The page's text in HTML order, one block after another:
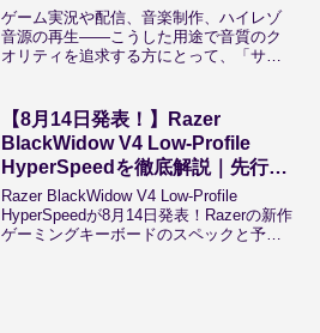
ゲーム実況や配信、音楽制作、ハイレゾ
音源の再生――こうした用途で音質のク
オリティを追求する方にとって、「サウ
外付け型と内蔵型どちらのサウンドカー
ドを選ぶべきかという問題...
【8月14日発表！】Razer
BlackWidow V4 Low-Profile
HyperSpeedを徹底解説｜先行予
約情報も！
Razer BlackWidow V4 Low-Profile
HyperSpeedが8月14日発表！Razerの新作
ゲーミングキーボードのスペックと予約